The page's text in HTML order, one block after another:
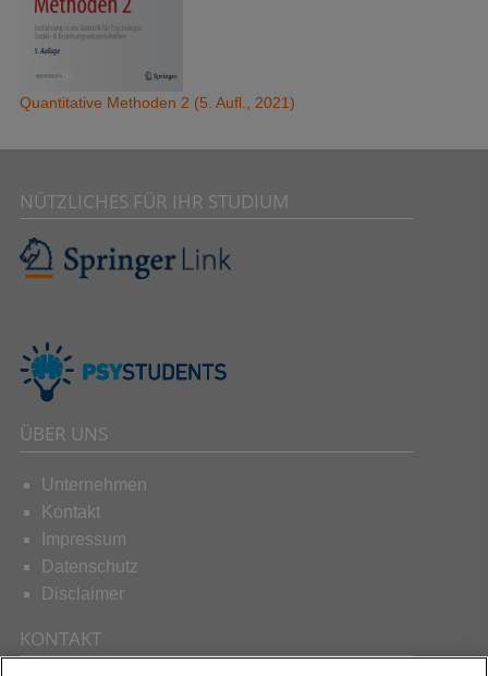
Quantitative Methoden 2 (5. Aufl., 2021)
NÜTZLICHES FÜR IHR STUDIUM
ÜBER UNS
Unternehmen
Kontakt
Impressum
Datenschutz
Disclaimer
KONTAKT